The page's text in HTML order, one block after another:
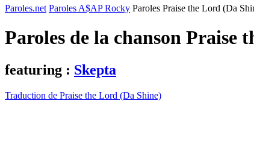
Paroles.net Paroles A$AP Rocky Paroles Praise the Lord (Da
Paroles de la chanson Praise
featuring : Skepta
Traduction de Praise the Lord (Da Shine)